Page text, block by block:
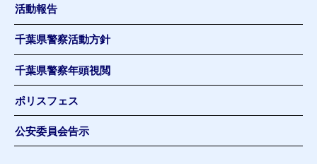
活動報告
千葉県警察活動方針
千葉県警察年頭視閲
ポリスフェス
公安委員会告示